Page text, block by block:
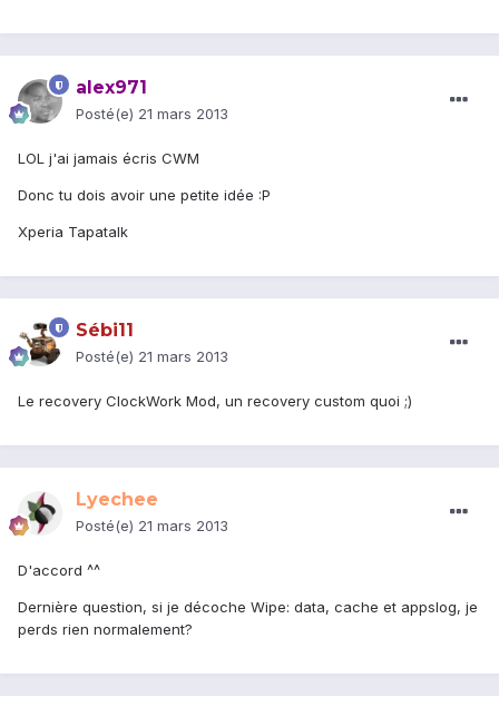
alex971
Posté(e) 21 mars 2013
LOL j'ai jamais écris CWM
Donc tu dois avoir une petite idée :P
Xperia Tapatalk
Sébi11
Posté(e) 21 mars 2013
Le recovery ClockWork Mod, un recovery custom quoi ;)
Lyechee
Posté(e) 21 mars 2013
D'accord ^^
Dernière question, si je décoche Wipe: data, cache et appslog, je
perds rien normalement?